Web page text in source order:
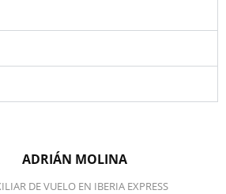
ADRIÁN MOLINA
DE VUELO EN IBERIA EXPRESS